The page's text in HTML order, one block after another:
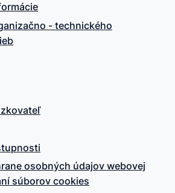
- technického
osobných údajov webovej
súborov cookies